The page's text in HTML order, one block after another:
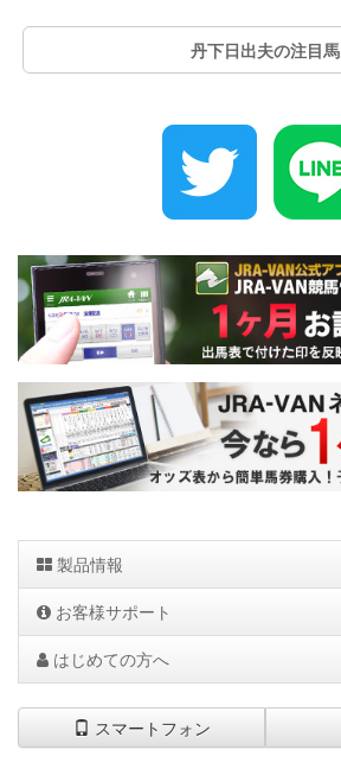
丹下日出夫の注目馬
製品情報
お客様サポート
はじめての方へ
スマートフォン